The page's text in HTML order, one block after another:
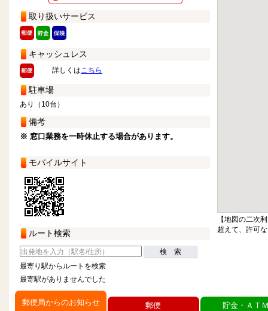
取り扱いサービス
キャッシュレス
詳しくはこちら
駐車場
あり（10台）
備考
※ 窓口業務を一時休止する場合があります。
モバイルサイト
ルート検索
検 索
最寄り駅からルートを検索
最寄駅がありませんでした
【地図の二次
超えて、許可
郵便局からのお知らせ 郵便 貯金・ＡＴ